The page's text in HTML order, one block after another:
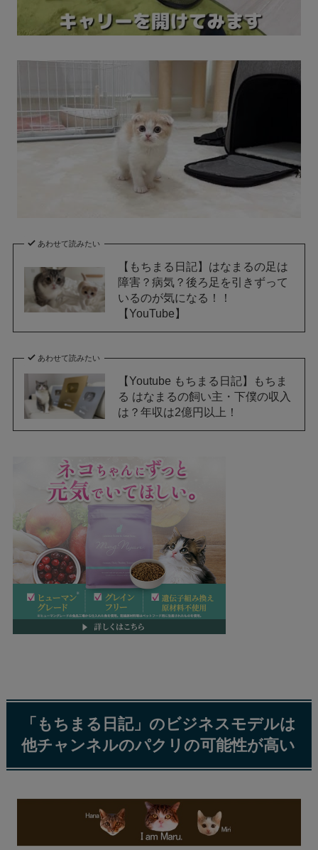
あわせて読みたい
【もちまる日記】はなまるの足は
障害？病気？後ろ足を引きずって
いるのが気になる！！
【YouTube】
あわせて読みたい
【Youtube もちまる日記】もちま
る はなまるの飼い主・下僕の収入
は？年収は2億円以上！
「もちまる日記」のビジネスモデルは
他チャンネルのパクリの可能性が高い